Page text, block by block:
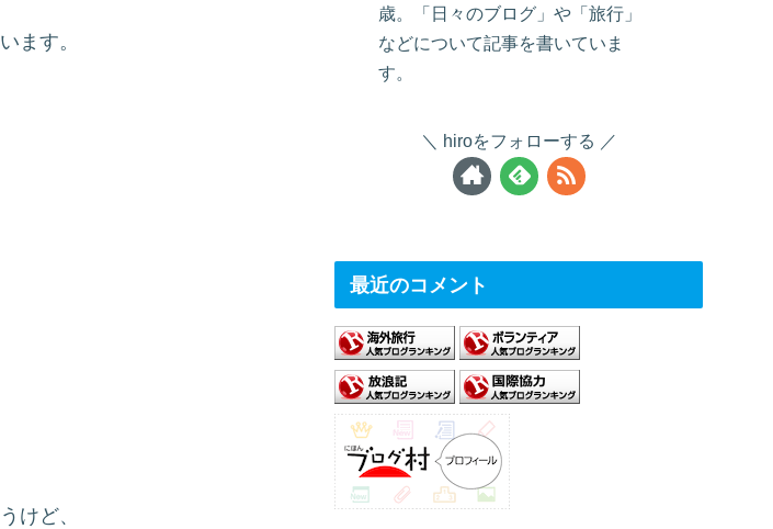
ます。
けど、
歳。「日々のブログ」や「旅行」
などについて記事を書いていま
す。
hiroをフォローする
最近のコメント